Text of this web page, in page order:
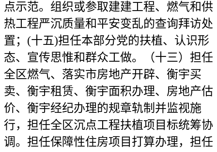
点示范。组织或参取建建工程、燃气和供
热工程严沉质量和平安变乱的查询拜访处
置；(十五)担任本部分党的扶植、认识形
态、宣传思惟和群众工做。（十三）担任
全区燃气、落实市房地产开辟、衡宇买
卖、衡宇租赁、衡宇面积办理、房地产估
价、衡宇经纪办理的规章轨制并监视施
行，担任全区沉点工程扶植项目标统筹协
调。担任保障性住房项目打算办理，担任